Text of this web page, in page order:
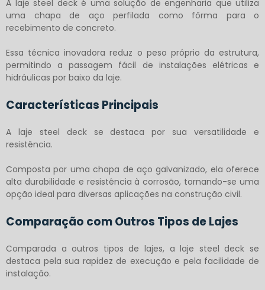
A laje steel decké uma solução de engenharia que utiliza
uma chapa de aço perfilada como fôrma para o
recebimento de concreto.
Essa técnica inovadora reduz o peso próprio da estrutura,
permitindo a passagem fácil de instalações elétricas e
hidráulicas por baixo da laje.
Características Principais
A laje steel deckse destaca por sua versatilidade e
resistência.
Composta por uma chapa de aço galvanizado, ela oferece
alta durabilidade e resistência à corrosão, tornando-se uma
opção ideal para diversas aplicações na construção civil.
Comparação com Outros Tipos de Lajes
Comparada a outros tipos de lajes, alaje steel deck se
destaca pela sua rapidez de execução e pela facilidade de
instalação.